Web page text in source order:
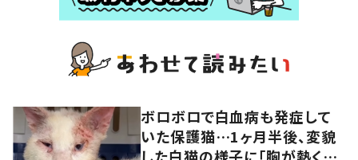
ボロボロで白血病も発症して
いた保護猫…1ヶ月半後、変貌
した白猫の様子に「胸が熱くな